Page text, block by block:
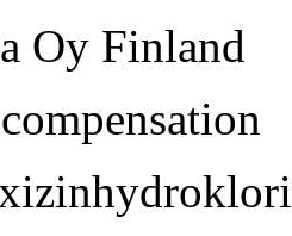
Oy Finland